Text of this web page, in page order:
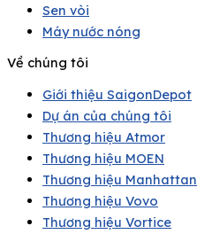
Sen vòi
Máy nước nóng
Về chúng tôi
Giới thiệu SaigonDepot
Dự án của chúng tôi
Thương hiệu Atmor
Thương hiệu MOEN
Thương hiệu Manhattan
Thương hiệu Vovo
Thương hiệu Vortice